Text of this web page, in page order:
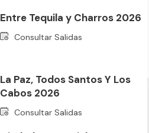
Entre Tequila y Charros 2026
Consultar Salidas
La Paz, Todos Santos Y Los
Cabos 2026
Consultar Salidas